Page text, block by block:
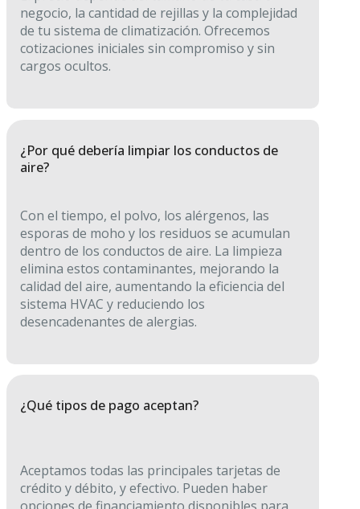
negocio, la cantidad de rejillas y la complejidad
de tu sistema de climatización. Ofrecemos
cotizaciones iniciales sin compromiso y sin
cargos ocultos.
¿Por qué debería limpiar los conductos de
aire?
Con el tiempo, el polvo, los alérgenos, las
esporas de moho y los residuos se acumulan
dentro de los conductos de aire. La limpieza
elimina estos contaminantes, mejorando la
calidad del aire, aumentando la eficiencia del
sistema HVAC y reduciendo los
desencadenantes de alergias.
¿Qué tipos de pago aceptan?
Aceptamos todas las principales tarjetas de
crédito y débito, y efectivo. Pueden haber